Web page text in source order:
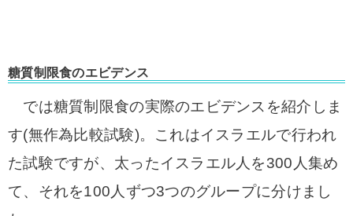
糖質制限食のエビデンス
では糖質制限食の実際のエビデンスを紹介しま
す(無作為比較試験)。 これはイスラエルで行われ
た試験ですが、太ったイスラエル人を300人集め
て、それを100人ずつ3つのグループに分けまし